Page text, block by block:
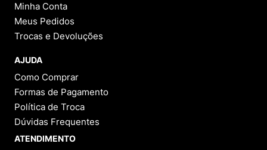
Minha Conta
Meus Pedidos
Trocas e Devoluções
AJUDA
Como Comprar
Formas de Pagamento
Política de Troca
Dúvidas Frequentes
ATENDIMENTO